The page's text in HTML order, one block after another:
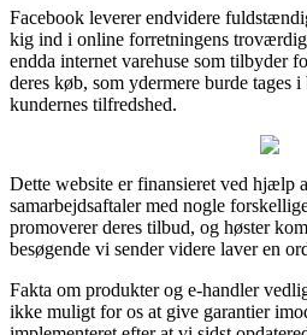
Facebook leverer endvidere
kig ind i online forretningens
endda internet varehuse som tilbyder
deres køb, som ydermere burde tages
kundernes tilfredshed.
Dette website er finansieret ved hjælp
samarbejdsaftaler med nogle
promoverer deres tilbud, og høster
besøgende vi sender videre laver en
Fakta om produkter og e-handler
ikke muligt for os at give garantier